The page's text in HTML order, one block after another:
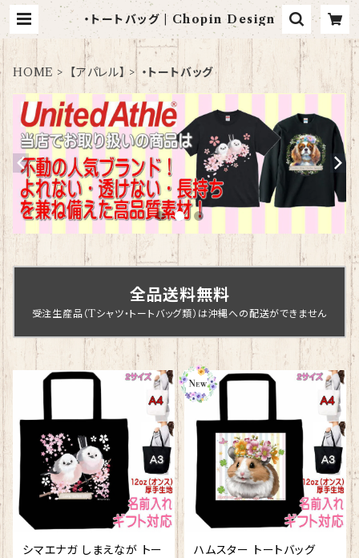
・トートバッグ | Chopin Design
HOME 【アパレル】 ・トートバッグ
全品送料無料
受注生産品（Tシャツ・トートバッグ類）は沖縄への配送ができません
シマエナガ しまえなが トー
ハムスター トートバッグ